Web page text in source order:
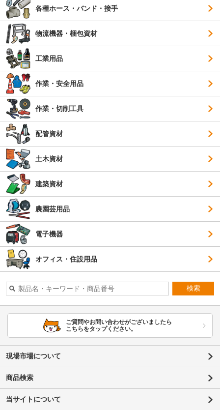
各種ホース・バンド・接手
物流機器・梱包資材
工業用品
作業・安全用品
作業・切削工具
配管資材
土木資材
建築資材
農園芸用品
電子機器
オフィス・住設用品
検索
ご質問やお問い合わせがございましたら
こちらをタップください。
現場市場について
商品検索
当サイトについて